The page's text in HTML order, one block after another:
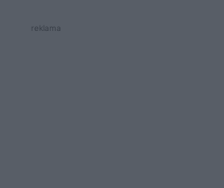
reklama